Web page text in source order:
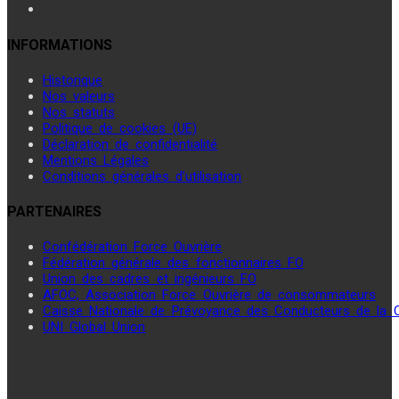
INFORMATIONS
Historique
Nos valeurs
Nos statuts
Politique de cookies (UE)
Déclaration de confidentialité
Mentions Légales
Conditions générales d’utilisation
PARTENAIRES
Confédération Force Ouvrière
Fédération générale des fonctionnaires FO
Union des cadres et ingénieurs FO
AFOC, Association Force Ouvrière de consommateurs
Caisse Nationale de Prévoyance des Conducteurs de la
UNI Global Union